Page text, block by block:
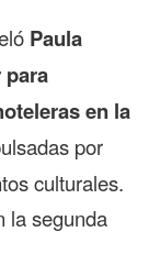
Paula
para
en la
por
culturales.
la segunda